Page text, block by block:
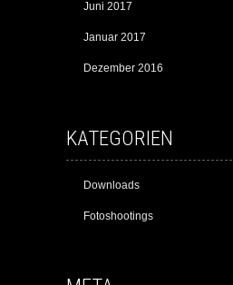
Juni 2017
Januar 2017
Dezember 2016
KATEGORIEN
Downloads
Fotoshootings